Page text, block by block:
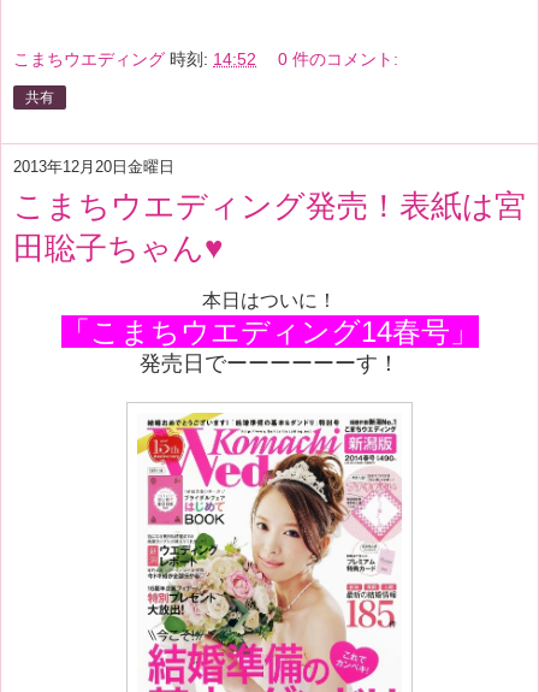
こまちウエディング 時刻: 14:52 0 件のコメント:
共有
2013年12月20日金曜日
こまちウエディング発売！表紙は宮
田聡子ちゃん♥
本日はついに！
「こまちウエディング14春号」
発売日でーーーーーーす！